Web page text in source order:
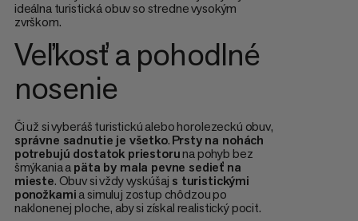
ideálna turistická obuv so stredne vysokým
zvrškom.
Veľkosť a pohodlné
nosenie
Či už si vyberáš turistickú alebo horolezeckú obuv,
správne sadnutie je všetko.Prsty na nohách
potrebujú dostatok priestoruna pohyb bez
šmýkania apäta by mala pevne sedieť na
mieste. Obuv si vždy vyskúšaj s turistickými
ponožkamia simuluj zostup chôdzou po
naklonenej ploche, aby si získal realistický pocit.